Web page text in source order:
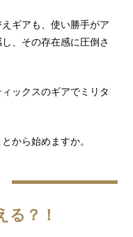
ギアも、使い勝手がア
、その存在感に圧倒さ
ックスのギアでミリタ
から始めますか。
？！